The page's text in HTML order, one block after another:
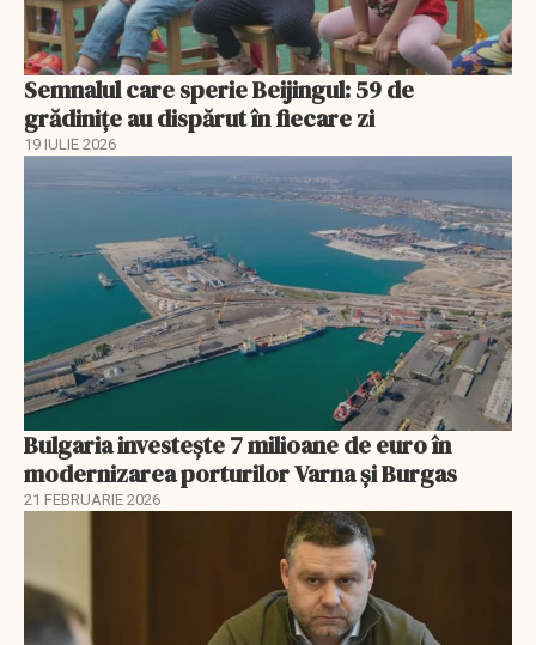
Semnalul care sperie Beijingul: 59 de
grădinițe au dispărut în fiecare zi
19 IULIE 2026
Bulgaria investește 7 milioane de euro în
modernizarea porturilor Varna și Burgas
21 FEBRUARIE 2026